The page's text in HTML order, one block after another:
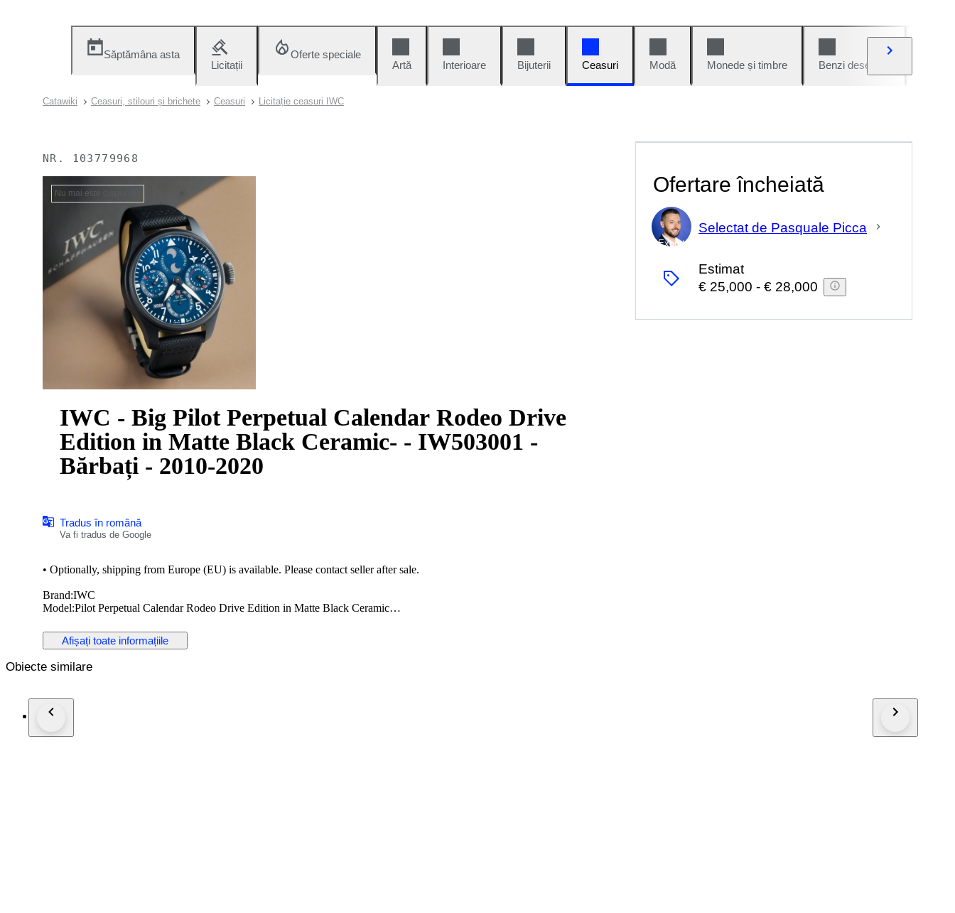
Săptămâna asta
Licitații
Oferte speciale
Artă
Interioare Bijuterii Ceasuri Modă Monede și timbre Benzi desenate
Catawiki Ceasuri, stilouri și brichete Ceasuri Licitație ceasuri IWC
NR. 103779968
Nu mai este disponibil
IWC - Big Pilot Perpetual Calendar Rodeo Drive
Edition in Matte Black Ceramic- - IW503001 -
Bărbați - 2010-2020
Tradus în română
Va fi tradus de Google
•⁠ ⁠Optionally, shipping from Europe (EU) is available. Please contact seller after sale.
Brand:IWC
Model:Pilot Perpetual Calendar Rodeo Drive Edition in Matte Black Ceramic
Case:CERAMİC
Diameter: 46,5mm without crown
Strap/Bracelet:ORİGİNAL
Clasp:ORİGİNAL
Condition: Worn and in very good condition
Extras: No Box , No Papers
Afișați toate informațiile
Ofertare încheiată
Expert
Selectat de Pasquale Picca
Estimat
€ 25,000 - € 28,000
Obiecte similare